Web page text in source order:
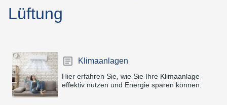
Lüftung
Klimaanlagen
Hier erfahren Sie, wie Sie Ihre Klimaanlage
effektiv nutzen und Energie sparen können.